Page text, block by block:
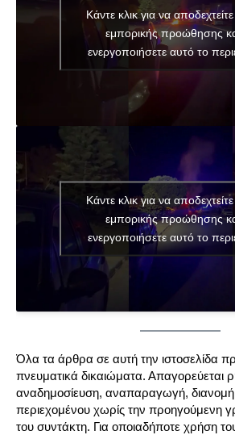
Κάντε κλικ για να
εμπορικής προώθησης
ενεργοποιήσετε αυτό το
Κάντε κλικ για να
εμπορικής προώθησης
ενεργοποιήσετε αυτό το
Όλα τα άρθρα σε αυτή την ιστοσελίδα
πνευματικά δικαιώματα. Απαγορεύεται
αναδημοσίευση, αναπαραγωγή,
περιεχομένου χωρίς την προηγούμενη
του συντάκτη. Για οποιαδήποτε χρήση